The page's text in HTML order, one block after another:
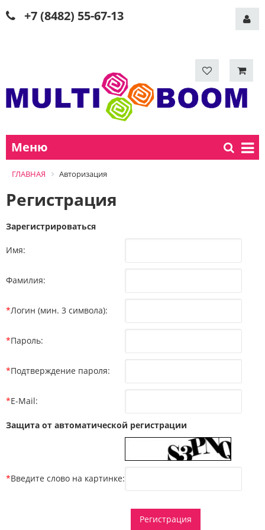
+7 (8482) 55-67-13
Меню
ГЛАВНАЯ Авторизация
Регистрация
Зарегистрироваться
Имя:
Фамилия:
*Логин (мин. 3 символа):
*Пароль:
*Подтверждение пароля:
*E-Mail:
Защита от автоматической регистрации
*Введите слово на картинке: